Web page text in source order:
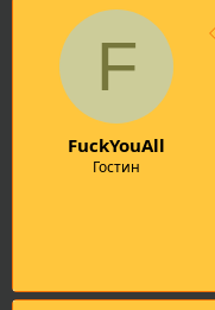
F
FuckYouAll
Гостин